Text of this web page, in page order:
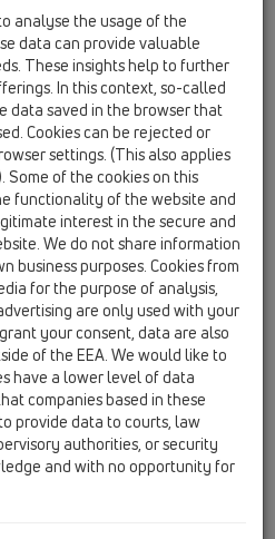
DN75 Dikey.
Dikey, İzolasyon Flanşlı, Koku
Yapı Koruması kutunun içine
analyse the usage of the
data can provide valuable
These insights help to further
In this context, so-called
data saved in the browser that
Cookies can be rejected or
settings. (This also applies
Some of the cookies on this
functionality of the website and
interest in the secure and
We do not share information
business purposes. Cookies from
for the purpose of analysis,
are only used with your
your consent, data are also
of the EEA. We would like to
have a lower level of data
companies based in these
provide data to courts, law
authorities, or security
and with no opportunity for